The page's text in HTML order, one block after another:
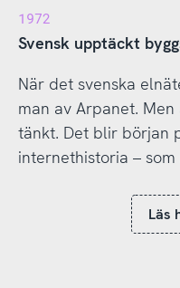
1972
Svensk upptäckt
När det svenska
man av Arpanet.
tänkt. Det blir början
internethistoria –
Läs